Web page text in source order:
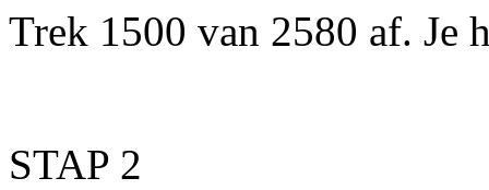
Trek 1500 van 2580 af. Je
STAP 2